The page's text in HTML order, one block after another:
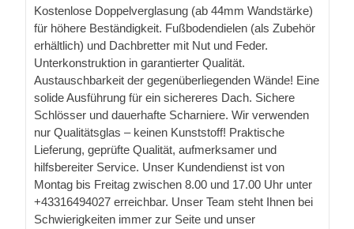
Kostenlose Doppelverglasung (ab 44mm Wandstärke)
für höhere Beständigkeit. Fußbodendielen (als Zubehör
erhältlich) und Dachbretter mit Nut und Feder.
Unterkonstruktion in garantierter Qualität.
Austauschbarkeit der gegenüberliegenden Wände! Eine
solide Ausführung für ein sichereres Dach. Sichere
Schlösser und dauerhafte Scharniere. Wir verwenden
nur Qualitätsglas – keinen Kunststoff! Praktische
Lieferung, geprüfte Qualität, aufmerksamer und
hilfsbereiter Service. Unser Kundendienst ist von
Montag bis Freitag zwischen 8.00 und 17.00 Uhr unter
+43316494027 erreichbar. Unser Team steht Ihnen bei
Schwierigkeiten immer zur Seite und unser